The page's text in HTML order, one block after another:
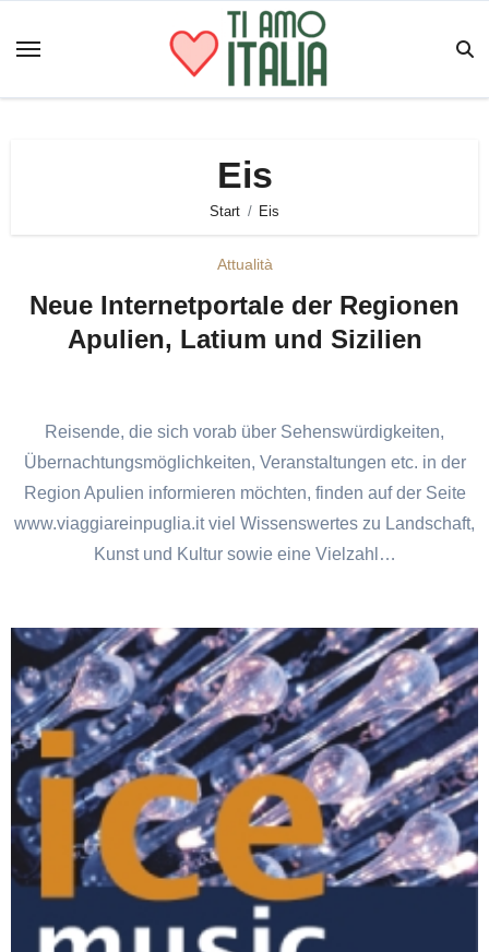
Inhalt
Eis
Start Eis
Attualità
Neue Internetportale der Regionen
Apulien, Latium und Sizilien
Reisende, die sich vorab über Sehenswürdigkeiten,
Übernachtungsmöglichkeiten, Veranstaltungen etc. in der
Region Apulien informieren möchten, finden auf der Seite
www.viaggiareinpuglia.it viel Wissenswertes zu Landschaft,
Kunst und Kultur sowie eine Vielzahl…